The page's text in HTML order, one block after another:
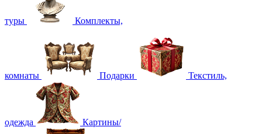
туры Комплекты,
комнаты Подарки Текстиль,
одежда Картины/